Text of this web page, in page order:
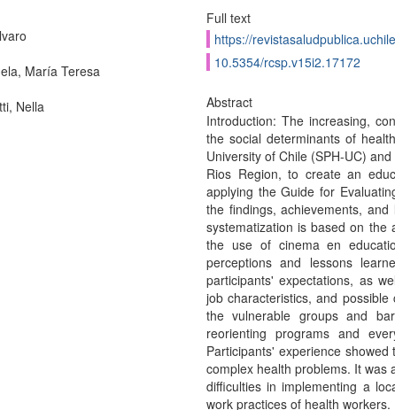
María Teresa
Nella
Full text
https://
10.5354/rcsp.v15i2.17172
Abstract
Introduction: The increasing,
the social determinants of
University of Chile (SPH-UC)
Rios Region, to create an
applying the Guide for
the findings, achievements,
systematization is based on the
the use of cinema en
perceptions and lessons
participants' expectations, as
job characteristics, and
the vulnerable groups and
reorienting programs and
Participants' experience
complex health problems. It was
difficulties in implementing a
work practices of health workers.